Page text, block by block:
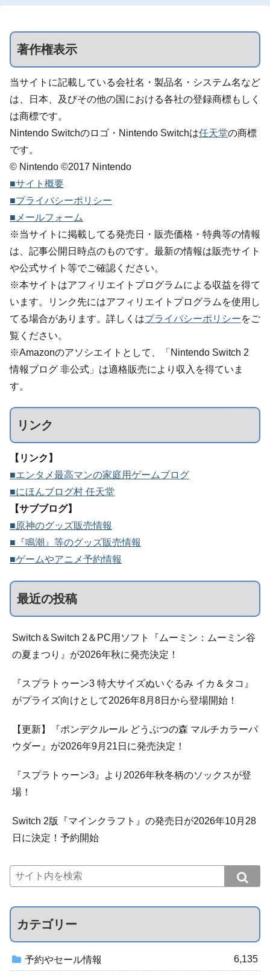
著作権表示
当サイトに記載している会社名・製品名・システム名など
は、日本、及びその他の国における各社の登録商標もしく
は商標です。
Nintendo Switchのロゴ・Nintendo Switchは任天堂の商標
です。
© Nintendo ©2017 Nintendo
■サイト概要
■プライバシーポリシー
■メールフォーム
※当サイトに掲載してる発売日・販売価格・特典等の情報
は、記事公開日時点のものです。最新の情報は販売サイト
や公式サイト等でご確認ください。
※本サイトはアフィリエイトプログラムによる収益を得て
います。リンク先にはアフィリエイトプログラムを使用し
てる場合があります。詳しくはプライバシーポリシーをご
覧ください。
※Amazonのアソシエイトとして、「Nintendo Switch 2
情報ブログ 非公式」は適格販売により収入を得ていま
す。
リンク
【リンク】
■エンタメ最高マンの家庭用ゲームブログ
■にほんブログ村 任天堂
【サブブログ】
■原神のグッズ販売情報
■『鳴潮』等のグッズ販売情報
■ゲームやアニメ予約情報
最近の投稿
Switch＆Switch 2＆PC用ソフト『ムーミン：ムーミン谷
の夏まつり』が2026年秋に発売決定！
『スプラトゥーン3 特大サイズぬいぐるみ イカ＆タコ』
がプライズ向けとして2026年8月8日から登場開始！
【更新】『ポンデクルール どうぶつの森 マルチカラーパ
ウダー』が2026年9月21日に発売決定！
『スプラトゥーン3』より2026年秋冬柄のソックスが登
場！
Switch 2版『マインクラフト』の発売日が2026年10月28
日に決定！予約開始
カテゴリー
予約やセール情報 6,135